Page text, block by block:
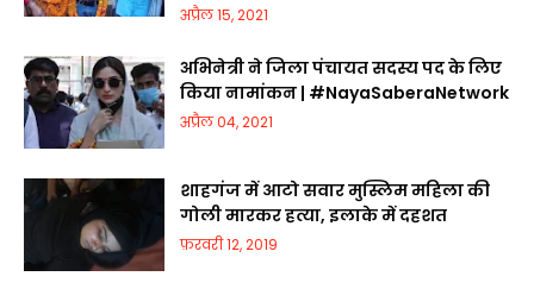
अप्रैल 15, 2021
अभिनेत्री ने जिला पंचायत सदस्य पद के लिए
किया नामांकन | #NayaSaberaNetwork
अप्रैल 04, 2021
शाहगंज में आटो सवार मुस्लिम महिला की
गोली मारकर हत्या, इलाके में दहशत
फ़रवरी 12, 2019